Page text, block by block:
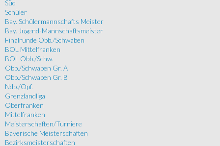
Süd
Schüler
Bay. Schülermannschafts Meister
Bay. Jugend-Mannschaftsmeister
Finalrunde Obb./Schwaben
BOL Mittelfranken
BOL Obb./Schw.
Obb./Schwaben Gr. A
Obb./Schwaben Gr. B
Ndb./Opf.
Grenzlandliga
Oberfranken
Mittelfranken
Meisterschaften/Turniere
Bayerische Meisterschaften
Bezirksmeisterschaften